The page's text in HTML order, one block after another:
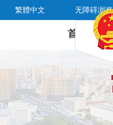
繁體中文 无障碍浏览
首 页